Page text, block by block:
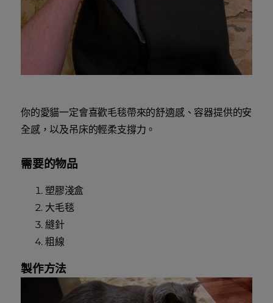
你的愛貓一定會喜歡毛毯帶來的舒適感、容器提供的安
全感，以及吊床的輕柔支撐力。
需要的物品
塑膠淺盒
大毛毯
縫針
粗線
製作方法